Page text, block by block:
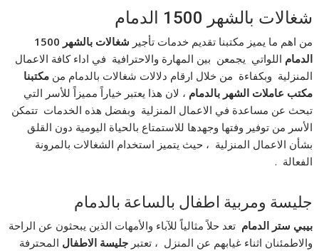
شغالات بالشهر 1500 الدمام
من اهم ما يميز مكتبنا تقديم خدمات تأجير شغالات بالشهر 1500
الدمام اللواتي يجمعن بين المهارة والاحترافية في اداء كافة الاعمال
المنزلية وبكفاءة من خلال ارقام دلالات شغالات بالدمام منمكتبنا
مكتب عاملات الشهر بالدمام ، لان هذا يعتبر خياراً مميزاً للأسر التي
تبحث عن مساعدة في الاعمال المنزلية وبفضل هذه الخدمات تتمكن
الأسر من توفير وفتها وجهدها للاستمتاع بالحياة اليومية دون القلق
بشأن الاعمال المنزلية ، حيث يتميز استخدام الشغالات بالمرونة
الفعالة .
جليسة ومربية اطفال بالساعة بالدمام
بيبي ستر الدمام تعد حلاً مثالياً للآباء والأمهات الذين يبحثون عن الراحة
والاطمئنان اثناء غيابهم عن المنزل ، تعتبرجليسة الاطفال المحترفة